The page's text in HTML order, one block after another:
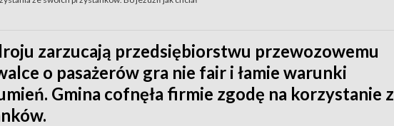
zarzucają przedsiębiorstwu przewozowemu
o pasażerów gra nie fair i łamie warunki
Gmina cofnęła firmie zgodę na korzystanie z